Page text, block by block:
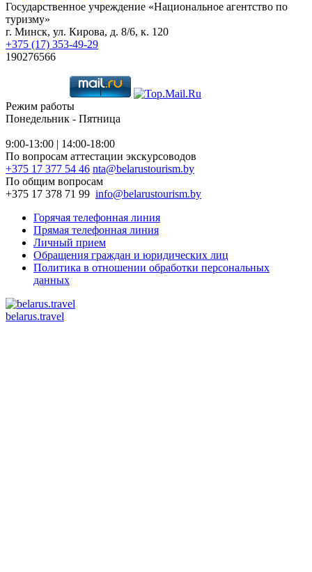
Государственное учреждение «Национальное агентство по
туризму»
г. Минск, ул. Кирова, д. 8/6, к. 120
+375 (17) 353-49-29
190276566
Режим работы
Понедельник - Пятница
9:00-13:00 | 14:00-18:00
По вопросам аттестации экскурсоводов
+375 17 377 54 46 nta@belarustourism.by
По общим вопросам
+375 17 378 71 99 info@belarustourism.by
Горячая телефонная линия
Прямая телефонная линия
Личный прием
Обращения граждан и юридических лиц
Политика в отношении обработки персональных
данных
belarus.travel